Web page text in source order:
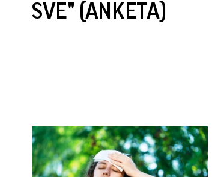
SVE" (ANKETA)